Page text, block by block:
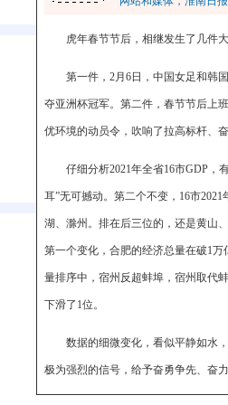
虎年春节节后，相继发生了几件
第一件，2月6日，中国女足和韩
夺亚洲杯冠军。第二件，春节节后上
优环境的动员令，吹响了拉高标杆、
仔细分析2021年全省16市GDP，
耳”无可撼动。第二个不变，16市
湖、滁州。排在后三位的，还是黄山
第一个变化，合肥的经济总量在破1
量排序中，宿州反超蚌埠，宿州取代
下滑了1位。
数据的细微变化，看似平静如水
极为强烈的信号，给予奋勇争先、奋